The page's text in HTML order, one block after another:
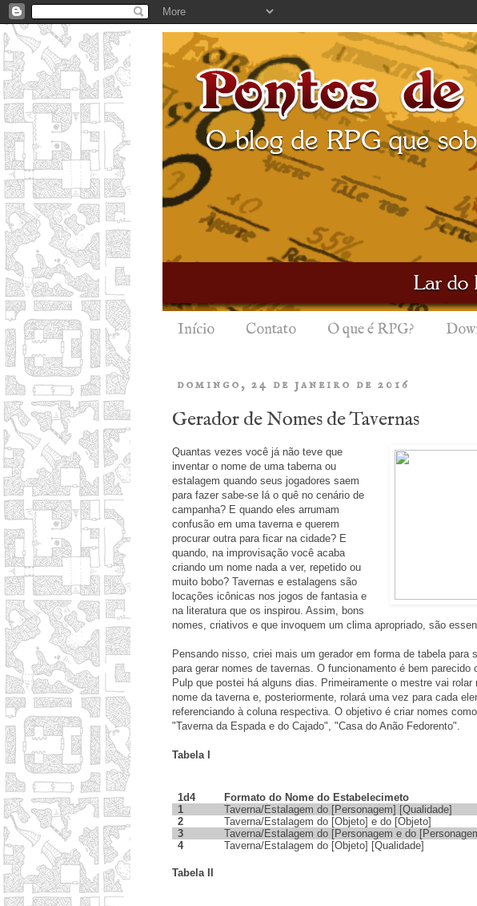
Início Contato O que é RPG?
domingo, 24 de janeiro de 2016
Gerador de Nomes de Tavernas
Quantas vezes você já não teve que
inventar o nome de uma taberna ou
estalagem quando seus jogadores saem
para fazer sabe-se lá o quê no cenário de
campanha? E quando eles arrumam
confusão em uma taverna e querem
procurar outra para ficar na cidade? E
quando, na improvisação você acaba
criando um nome nada a ver, repetido ou
muito bobo? Tavernas e estalagens são
locações icônicas nos jogos de fantasia e
na literatura que os inspirou. Assim, bons
nomes, criativos e que invoquem um clima apropriado, são
Pensando nisso, criei mais um gerador em forma de tabela para
para gerar nomes de tavernas. O funcionamento é bem parecido
Pulp que postei há alguns dias. Primeiramente o mestre vai
nome da taverna e, posteriormente, rolará uma vez para cada
referenciando à coluna respectiva. O objetivo é criar nomes
"Taverna da Espada e do Cajado", "Casa do Anão Fedorento".
Tabela I
1d4
Formato do Nome do Estabelecimeto
1
Taverna/Estalagem do [Personagem] [Qualidade]
2
Taverna/Estalagem do [Objeto] e do [Objeto]
3
Taverna/Estalagem do [Personagem e do
4
Taverna/Estalagem do [Objeto] [Qualidade]
Tabela II